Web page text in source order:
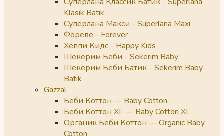
Klasik Batik
Суперлана Макси - Superlana Maxi
Фореве - Forever
Хеппи Кидс - Happy Kids
Шекерим Беби - Sekerim Baby
Шекерим Беби Батик - Sekerim Baby
Batik
Gazzal
Беби Коттон — Baby Cotton
Беби Коттон XL — Baby Cotton XL
Органик Беби Коттон — Organic Baby
Cotton